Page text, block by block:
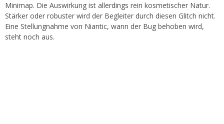
Minimap. Die Auswirkung ist allerdings rein kosmetischer Natur.
Stärker oder robuster wird der Begleiter durch diesen Glitch nicht.
Eine Stellungnahme von Niantic, wann der Bug behoben wird,
steht noch aus.